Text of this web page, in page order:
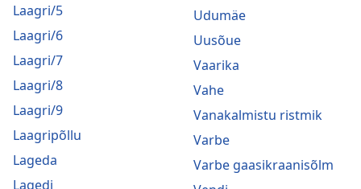
Laagri/5
Laagri/6
Laagri/7
Laagri/8
Laagri/9
Laagripõllu
Lageda
Lagedi
Udumäe
Uusõue
Vaarika
Vahe
Vanakalmistu ristmik
Varbe
Varbe gaasikraanisõlm